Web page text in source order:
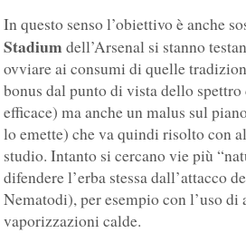
In questo senso l’obiettivo è anche
Stadium dell’Arsenal si stanno
ovviare ai consumi di quelle
bonus dal punto di vista dello
efficace) ma anche un malus sul
lo emette) che va quindi risolto con
studio. Intanto si cercano vie più
difendere l’erba stessa dall’attacco
Nematodi), per esempio con l’uso di
vaporizzazioni calde.